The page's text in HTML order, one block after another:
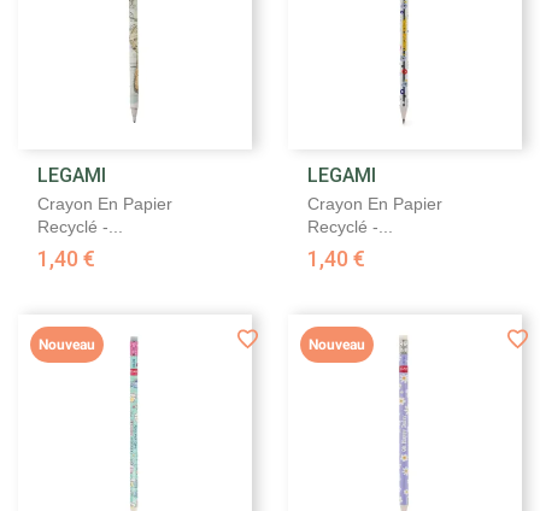
LEGAMI
Crayon En Papier
Recyclé -...
1,40 €
LEGAMI
Crayon En Papier
Recyclé -...
1,40 €
Nouveau Nouveau